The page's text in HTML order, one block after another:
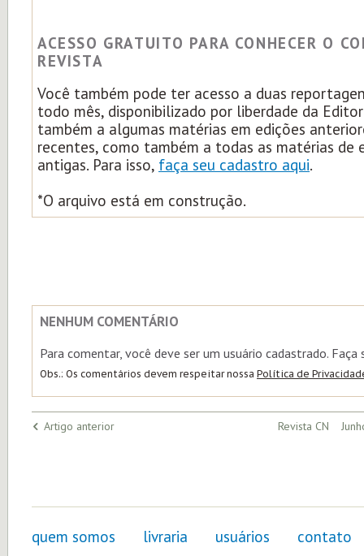
ACESSO GRATUITO PARA CONHECER O
REVISTA
Você também pode ter acesso a duas
todo mês, disponibilizado por liberdade da
também a algumas matérias em edições
recentes, como também a todas as matérias de
antigas. Para isso, faça seu cadastro aqui.
*O arquivo está em construção.
NENHUM COMENTÁRIO
Para comentar, você deve ser um usuário cadastrado. Faça
Obs.: Os comentários devem respeitar nossa Política de
Artigo anterior Revista CN
quem somos livraria usuários contato